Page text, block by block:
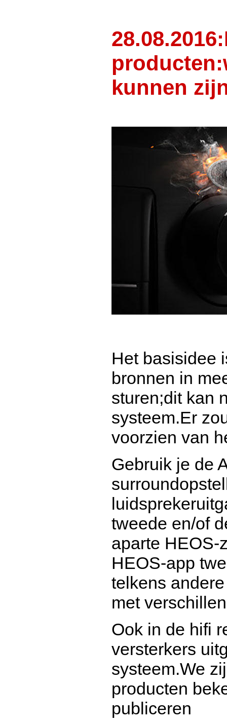
kunnen
Het basisidee
bronnen in
sturen;dit kan
systeem.Er
voorzien van
Gebruik je de
tweede en/of
aparte HEOS-
HEOS-app
telkens
met
Ook in de hifi
versterkers
systeem.We
producten
publiceren